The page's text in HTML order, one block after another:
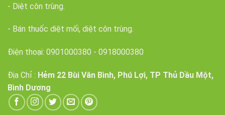
- Diệt côn trùng.
- Bán thuốc diệt mối, diệt côn trùng.
Điện thoại: 0901000380 - 0918000380
Địa Chỉ : Hẻm 22 Bùi Văn Bình, Phú Lợi, TP Thủ Dầu Một,
Bình Dương